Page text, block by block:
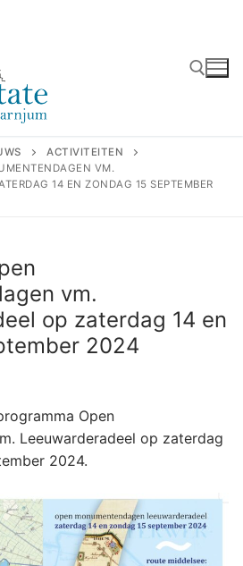
Zoeken naar:
ACTIVITEITEN
VM.
14 EN ZONDAG 15 SEPTEMBER
vm.
op zaterdag 14 en
2024
Open
Leeuwarderadeel op zaterdag
2024.